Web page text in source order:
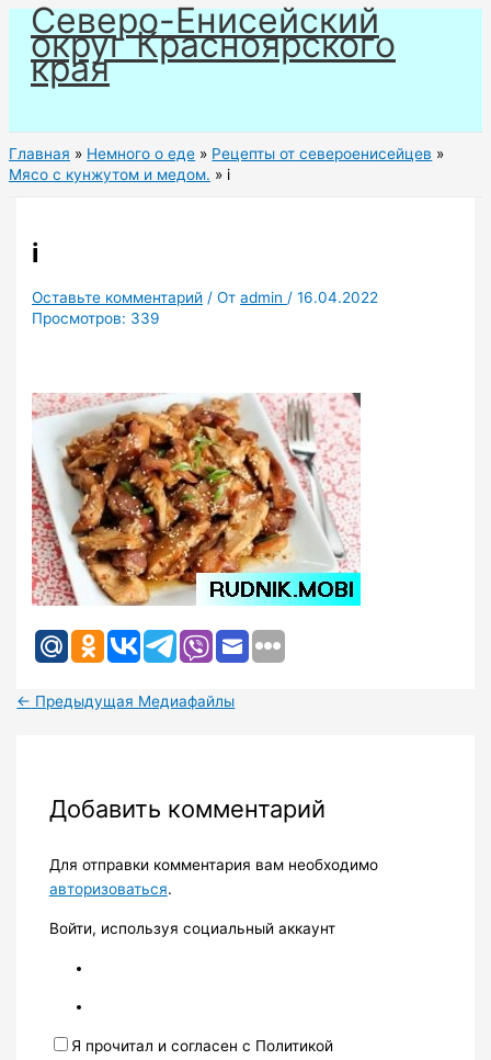
Перейти
содержимому
Северо-Енисейский
округ Красноярского
края
Главная Немного о еде
Рецепты от североенисейцев
Мясо с кунжутом и медом.
i
i
Оставьте комментарий / Отadmin /16.04.2022
Просмотров: 339
← Предыдущая Медиафайлы
Добавить комментарий
Для отправки комментария вам необходимо
авторизоваться.
Войти, используя социальный аккаунт
Я прочитал и согласен с Политикой